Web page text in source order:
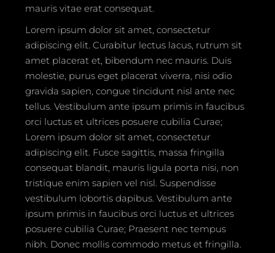
mauris vitae erat consequat.
Lorem ipsum dolor sit amet, consectetur
adipiscing elit. Curabitur lectus lacus, rutrum sit
amet placerat et, bibendum nec mauris. Duis
molestie, purus eget placerat viverra, nisi odio
gravida sapien, congue tincidunt nisl ante nec
tellus. Vestibulum ante ipsum primis in faucibus
orci luctus et ultrices posuere cubilia Curae;
Lorem ipsum dolor sit amet, consectetur
adipiscing elit. Fusce sagittis, massa fringilla
consequat blandit, mauris ligula porta nisi, non
tristique enim sapien vel nisl. Suspendisse
vestibulum lobortis dapibus. Vestibulum ante
ipsum primis in faucibus orci luctus et ultrices
posuere cubilia Curae; Praesent nec tempus
nibh. Donec mollis commodo metus et fringilla.